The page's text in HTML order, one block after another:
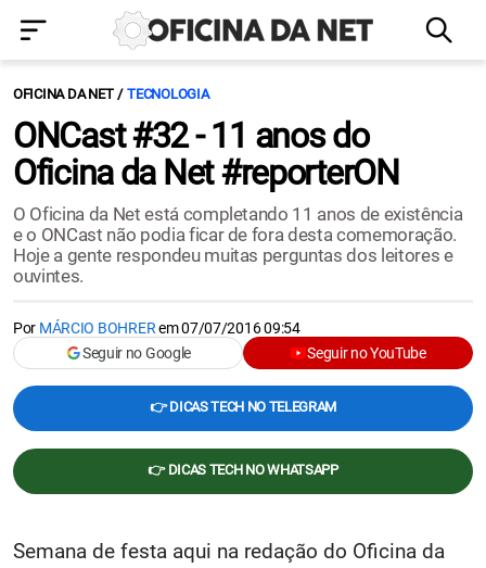
OFICINA DA NET TECNOLOGIA
ONCast #32 - 11 anos do
Oficina da Net #reporterON
O Oficina da Net está completando 11 anos de existência
e o ONCast não podia ficar de fora desta comemoração.
Hoje a gente respondeu muitas perguntas dos leitores e
ouvintes.
Por MÁRCIO BOHRERem07/07/2016 09:54
Seguir no Google
Seguir no YouTube
👉 DICAS TECH NO TELEGRAM
👉 DICAS TECH NO WHATSAPP
Semana de festa aqui na redação do Oficina da